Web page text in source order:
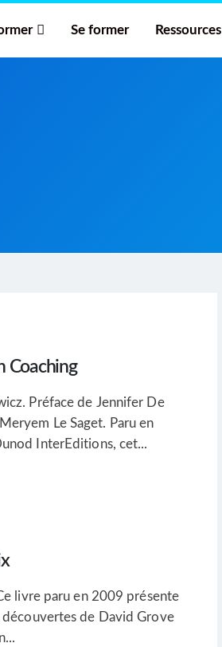
Se former Ressources
Coaching
Préface de Jennifer De
Le Saget. Paru en
InterEditions, cet...
livre paru en 2009 présente
découvertes de David Grove